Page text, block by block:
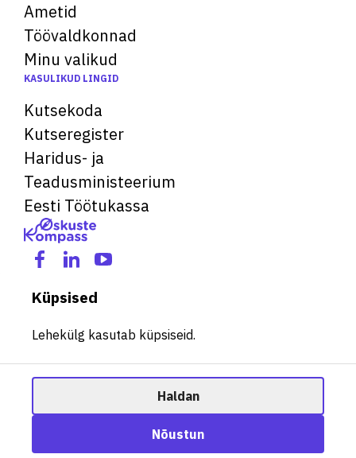
Ametisoovitaja
Ametid
Töövaldkonnad
Minu valikud
KASULIKUD LINGID
Kutsekoda
Kutseregister
Haridus- ja
Teadusministeerium
Eesti Töötukassa
Küpsised
Lehekülg kasutab küpsiseid.
Haldan
Nõustun